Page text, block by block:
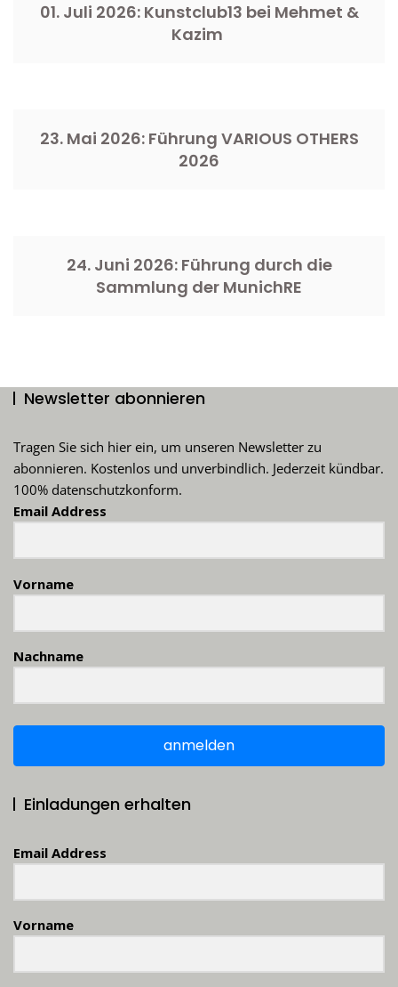
01. Juli 2026: Kunstclub13 bei Mehmet &
Kazim
23. Mai 2026: Führung VARIOUS OTHERS
2026
24. Juni 2026: Führung durch die
Sammlung der MunichRE
Newsletter abonnieren
Tragen Sie sich hier ein, um unseren Newsletter zu
abonnieren. Kostenlos und unverbindlich. Jederzeit kündbar.
100% datenschutzkonform.
Email Address
Vorname
Nachname
anmelden
Einladungen erhalten
Email Address
Vorname